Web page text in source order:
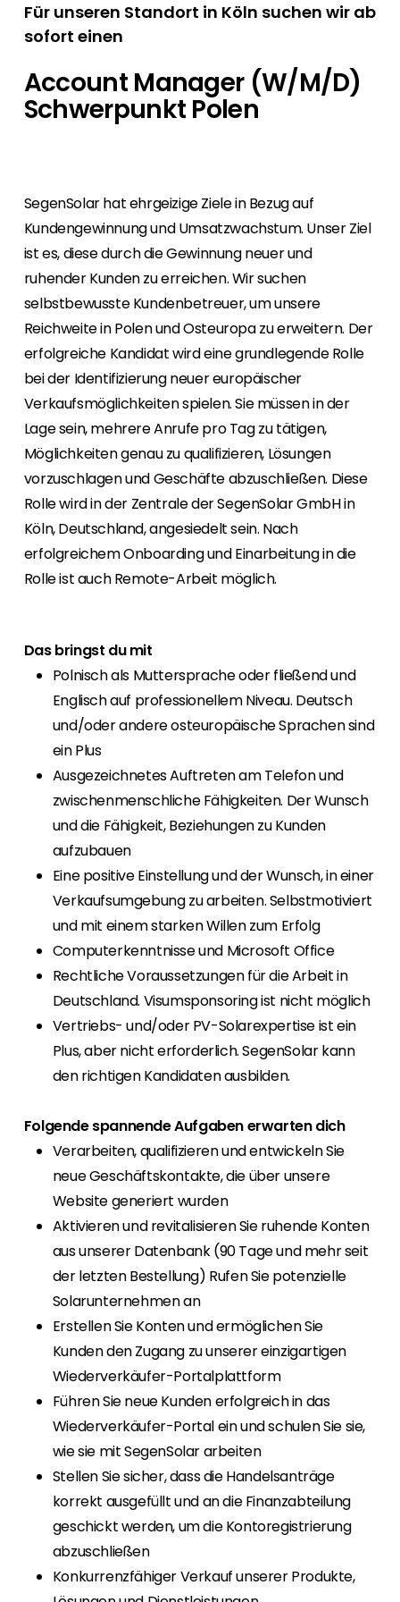
Für unseren Standort in Köln suchen wir ab
sofort einen
Account Manager (W/M/D)
Schwerpunkt Polen
SegenSolar hat ehrgeizige Ziele in Bezug auf
Kundengewinnung und Umsatzwachstum. Unser Ziel
ist es, diese durch die Gewinnung neuer und
ruhender Kunden zu erreichen. Wir suchen
selbstbewusste Kundenbetreuer, um unsere
Reichweite in Polen und Osteuropa zu erweitern. Der
erfolgreiche Kandidat wird eine grundlegende Rolle
bei der Identifizierung neuer europäischer
Verkaufsmöglichkeiten spielen. Sie müssen in der
Lage sein, mehrere Anrufe pro Tag zu tätigen,
Möglichkeiten genau zu qualifizieren, Lösungen
vorzuschlagen und Geschäfte abzuschließen. Diese
Rolle wird in der Zentrale der SegenSolar GmbH in
Köln, Deutschland, angesiedelt sein. Nach
erfolgreichem Onboarding und Einarbeitung in die
Rolle ist auch Remote-Arbeit möglich.
Das bringst du mit
Polnisch als Muttersprache oder fließend und
Englisch auf professionellem Niveau. Deutsch
und/oder andere osteuropäische Sprachen sind
ein Plus
Ausgezeichnetes Auftreten am Telefon und
zwischenmenschliche Fähigkeiten. Der Wunsch
und die Fähigkeit, Beziehungen zu Kunden
aufzubauen
Eine positive Einstellung und der Wunsch, in einer
Verkaufsumgebung zu arbeiten. Selbstmotiviert
und mit einem starken Willen zum Erfolg
Computerkenntnisse und Microsoft Office
Rechtliche Voraussetzungen für die Arbeit in
Deutschland. Visumsponsoring ist nicht möglich
Vertriebs- und/oder PV-Solarexpertise ist ein
Plus, aber nicht erforderlich. SegenSolar kann
den richtigen Kandidaten ausbilden.
Folgende spannende Aufgaben erwarten dich
Verarbeiten, qualifizieren und entwickeln Sie
neue Geschäftskontakte, die über unsere
Website generiert wurden
Aktivieren und revitalisieren Sie ruhende Konten
aus unserer Datenbank (90 Tage und mehr seit
der letzten Bestellung) Rufen Sie potenzielle
Solarunternehmen an
Erstellen Sie Konten und ermöglichen Sie
Kunden den Zugang zu unserer einzigartigen
Wiederverkäufer-Portalplattform
Führen Sie neue Kunden erfolgreich in das
Wiederverkäufer-Portal ein und schulen Sie sie,
wie sie mit SegenSolar arbeiten
Stellen Sie sicher, dass die Handelsanträge
korrekt ausgefüllt und an die Finanzabteilung
geschickt werden, um die Kontoregistrierung
abzuschließen
Konkurrenzfähiger Verkauf unserer Produkte,